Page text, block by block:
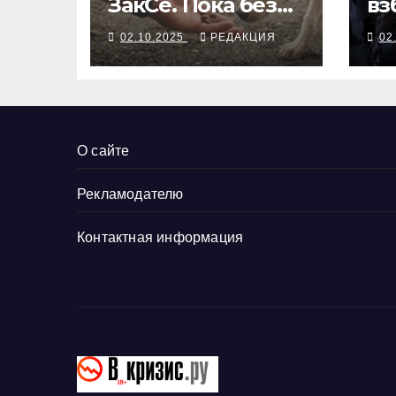
последствий
02.10.2025 РЕДАКЦИЯ
в
О сайте
Рекламодателю
Контактная информация